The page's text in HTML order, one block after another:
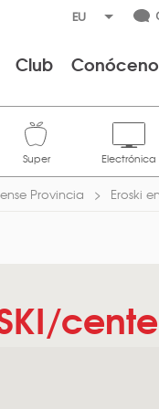
Club
Provincia Eroski